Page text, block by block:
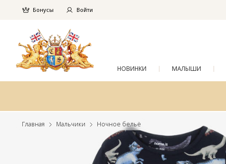
Бонусы Войти
НОВИНКИ МАЛЫШИ
Главная Мальчики Ночное бельё